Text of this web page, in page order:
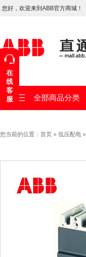
您好，欢迎来到ABB官方商城！
全部商品分类
您当前的位置： 首页 » 低压配电 »
在
线
客
服